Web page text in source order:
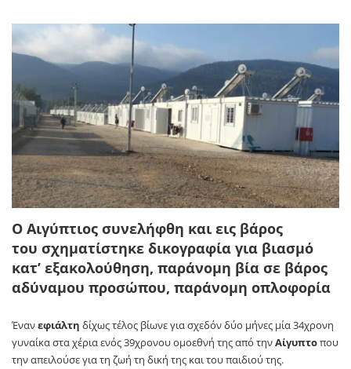
Ο Αιγύπτιος συνελήφθη και εις βάρος
του σχηματίστηκε δικογραφία για βιασμό
κατ’ εξακολούθηση, παράνομη βία σε βάρος
αδύναμου προσώπου, παράνομη οπλοφορία
Ένανεφιάλτη δίχως τέλος βίωνε για σχεδόν δύο μήνες μία 34χρονη
γυναίκα στα χέρια ενός 39χρονου ομοεθνή της από τηνΑίγυπτοπου
την απειλούσε για τη ζωή τη δική της και του παιδιού της.